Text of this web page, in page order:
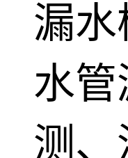
漏水
水管
测、